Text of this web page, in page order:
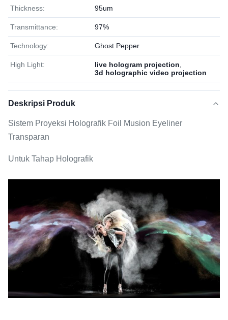
Thickness: 95um
Transmittance: 97%
Technology: Ghost Pepper
High Light: live hologram projection
3d holographic video projection
Deskripsi Produk
Sistem Proyeksi Holografik Foil Musion Eyeliner
Transparan
Untuk Tahap Holografik